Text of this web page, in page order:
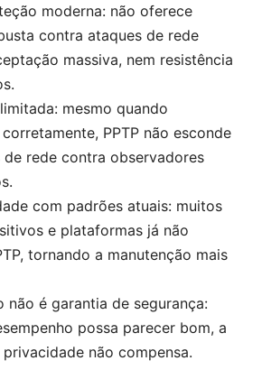
moderna: não oferece
contra ataques de rede
massiva, nem resistência
mesmo quando
PPTP não esconde
de rede contra observadores
com padrões atuais: muitos
e plataformas já não
tornando a manutenção mais
não é garantia de segurança:
possa parecer bom, a
não compensa.